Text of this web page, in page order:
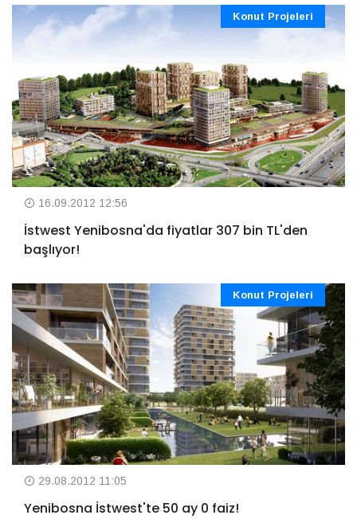
Konut Projeleri
16.09.2012 12:56
İstwest Yenibosna'da fiyatlar 307 bin TL'den
başlıyor!
Konut Projeleri
29.08.2012 11:05
Yenibosna İstwest'te 50 ay 0 faiz!